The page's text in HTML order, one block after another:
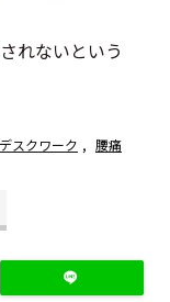
れないという
デスクワーク , 腰痛